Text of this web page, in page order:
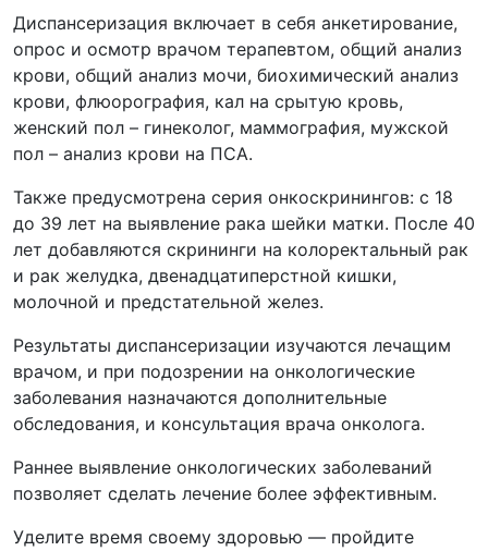
Диспансеризация включает в себя анкетирование,
опрос и осмотр врачом терапевтом, общий анализ
крови, общий анализ мочи, биохимический анализ
крови, флюорография, кал на срытую кровь,
женский пол – гинеколог, маммография, мужской
пол – анализ крови на ПСА.
Также предусмотрена серия онкоскринингов: с 18
до 39 лет на выявление рака шейки матки. После 40
лет добавляются скрининги на колоректальный рак
и рак желудка, двенадцатиперстной кишки,
молочной и предстательной желез.
Результаты диспансеризации изучаются лечащим
врачом, и при подозрении на онкологические
заболевания назначаются дополнительные
обследования, и консультация врача онколога.
Раннее выявление онкологических заболеваний
позволяет сделать лечение более эффективным.
Уделите время своему здоровью — пройдите